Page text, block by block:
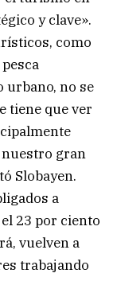
y clave».
como
urbano, no se
tiene que ver
gran
Slobayen.
a
23 por ciento
vuelven a
trabajando